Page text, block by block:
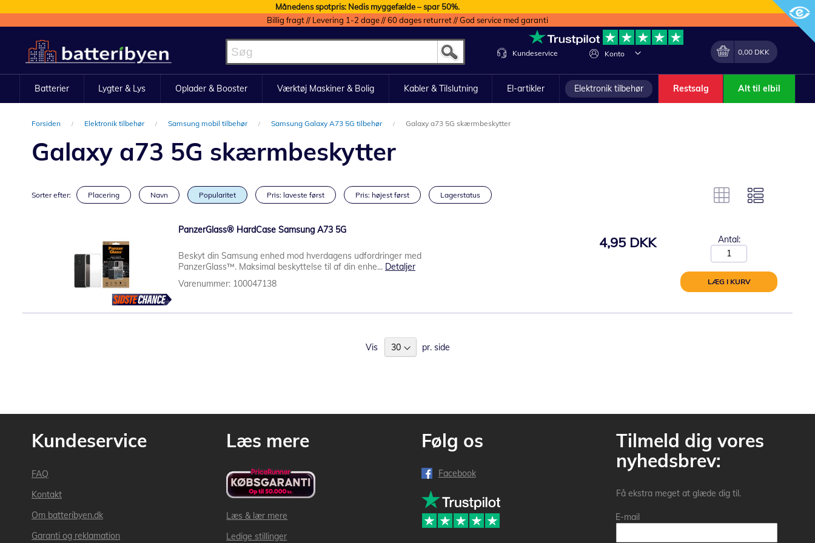
Månedens spotpris: Nedis myggefælde – spar 50%.
Billig fragt // Levering 1-2 dage // 60 dages returret // God service med garanti
to
Content
Konto
Lave
Min indkøbskurv
0,00 DKK
Kundeservice
Batterier Lygter & Lys Oplader & Booster Værktøj Maskiner & Bolig Kabler & Tilslutning El-artikler Elektronik tilbehør Restsalg Alt til elbil
Forsiden Elektronik tilbehør Samsung mobil tilbehør Samsung Galaxy A73 5G tilbehør Galaxy a73 5G skærmbeskytter
Galaxy a73 5G skærmbeskytter
Sorter efter: Placering Navn Popularitet Pris: laveste først Pris: højest først Lagerstatus
PanzerGlass® HardCase Samsung A73 5G
Beskyt din Samsung enhed mod hverdagens udfordringer med
PanzerGlass™. Maksimal beskyttelse til af din enhe... Detaljer
Varenummer: 100047138
4,95 DKK Antal:
LÆG I KURV
Vis pr. side
Kundeservice
FAQ
Kontakt
Om batteribyen.dk
Garanti og reklamation
Læs mere
Læs & lær mere
Ledige stillinger
Følg os
Facebook
Tilmeld dig vores
nyhedsbrev:
Få ekstra meget at glæde dig til.
E-mail